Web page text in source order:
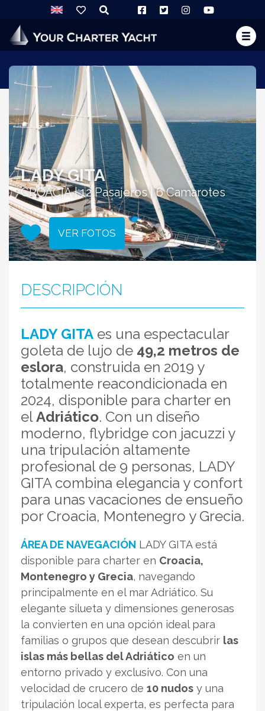
LADY GITA
CROACIA | 12 Pasajeros | 6 Camarotes
VER FOTOS
DESCRIPCIÓN
LADY GITA es una espectacular
goleta de lujo de 49,2 metros de
eslora, construida en 2019 y
totalmente reacondicionada en
2024, disponible para charter en
elAdriático. Con un diseño
moderno, flybridge con jacuzzi y
una tripulación altamente
profesional de 9 personas, LADY
GITA combina elegancia y confort
para unas vacaciones de ensueño
por Croacia, Montenegro y Grecia.
ÁREA DE NAVEGACIÓN LADY GITA está
disponible para charter en Croacia,
Montenegro y Grecia, navegando
principalmente en el mar Adriático. Su
elegante silueta y dimensiones generosas
la convierten en una opción ideal para
familias o grupos que desean descubrir las
islas más bellas del Adriático en un
entorno privado y exclusivo. Con una
velocidad de crucero de 10 nudos y una
tripulación local experta, es perfecta para